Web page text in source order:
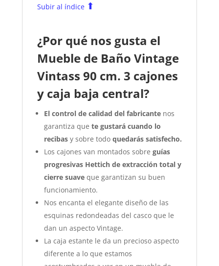
Subir al índice ⬆
¿Por qué nos gusta el
Mueble de Baño Vintage
Vintass 90 cm. 3 cajones
y caja baja central?
El control de calidad del fabricantenos
garantiza que te gustará cuando lo
recibasy sobre todo quedarás satisfecho.
Los cajones van montados sobre guías
progresivas Hettich de extracción total y
cierre suaveque garantizan su buen
funcionamiento.
Nos encanta el elegante diseño de las
esquinas redondeadas del casco que le
dan un aspecto Vintage.
La caja estante le da un precioso aspecto
diferente a lo que estamos